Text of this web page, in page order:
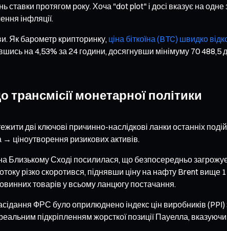
ставки протягом року. Хоча "dot plot" і досі вказує на
інфляції.
Як барометр крипторинку, ціна біткоїна (BTC) швидко
на 4,53% за 24 години, досягнувши мінімуму 70
трансмісії монетарної політики
дві ключові причинно-наслідкові ланки останніх
ціноутворення ризикових активів.
Близькому Сході посилилася, що безпосередньо
різко скоротився, піднявши ціну на нафту Brent
товарів у всьому ланцюгу постачання.
ФРС було оприлюднено індекс цін виробників
підкріпленням жорсткої позиції Пауелла,